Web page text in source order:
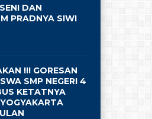
DAN
PRADNYA SIWI
!!! GORESAN
SMP NEGERI 4
KETATNYA